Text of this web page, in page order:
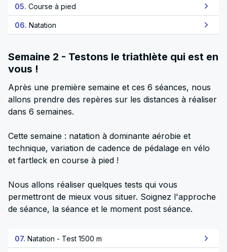
05. Course à pied
06. Natation
Semaine 2 - Testons le triathlète qui est en
vous !
Après une première semaine et ces 6 séances, nous
allons prendre des repères sur les distances à réaliser
dans 6 semaines.
Cette semaine : natation à dominante aérobie et
technique, variation de cadence de pédalage en vélo
et fartleck en course à pied !
Nous allons réaliser quelques tests qui vous
permettront de mieux vous situer. Soignez l'approche
de séance, la séance et le moment post séance.
07. Natation - Test 1500 m